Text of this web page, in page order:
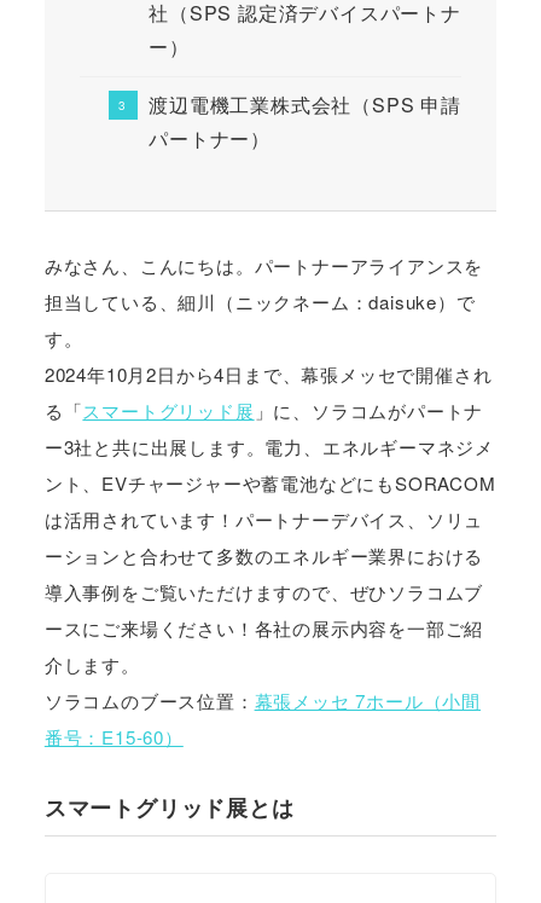
社（SPS 認定済デバイスパートナ
ー）
渡辺電機工業株式会社（SPS 申請
パートナー）
みなさん、こんにちは。パートナーアライアンスを
担当している、細川（ニックネーム：daisuke）で
す。
2024年10月2日から4日まで、幕張メッセで開催され
る「スマートグリッド展 」に、ソラコムがパートナ
ー3社と共に出展します。電力、エネルギーマネジメ
ント、EVチャージャーや蓄電池などにもSORACOM
は活用されています！パートナーデバイス、ソリュ
ーションと合わせて多数のエネルギー業界における
導入事例をご覧いただけますので、ぜひソラコムブ
ースにご来場ください！各社の展示内容を一部ご紹
介します。
ソラコムのブース位置： 幕張メッセ 7ホール（小間
番号：E15-60）
スマートグリッド展とは